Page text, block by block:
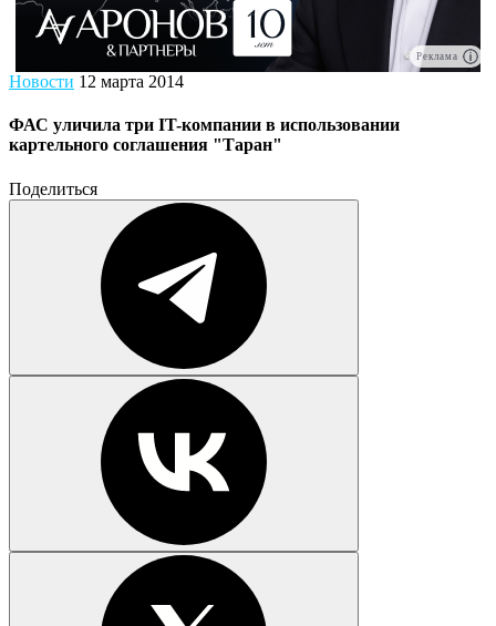
Реклама
Новости 12 марта 2014
ФАС уличила три IT-компании в использовании
картельного соглашения "Таран"
Поделиться